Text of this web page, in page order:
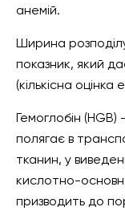
анемій.
Ширина
показник, який
(кількісна оцінка
Гемоглобін
полягає в
тканин, у
кислотно-
призводить до